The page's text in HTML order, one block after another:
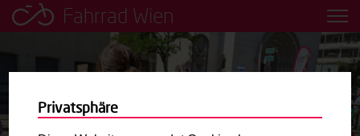
Fahrrad Wien
Leih dir einfach ein Transportfahrrad in deiner Nähe aus!
Mobilitätsbildung für Kinder und
Jugendliche
Privatsphäre